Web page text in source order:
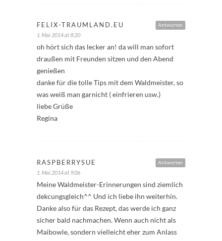
Antworten
FELIX-TRAUMLAND.EU
1. Mai 2014 at 8:20
oh hört sich das lecker an! da will man sofort
draußen mit Freunden sitzen und den Abend
genießen
danke für die tolle Tips mit dem Waldmeister, so
was weiß man garnicht ( einfrieren usw.)
liebe Grüße
Regina
Antworten
RASPBERRYSUE
1. Mai 2014 at 9:06
Meine Waldmeister-Erinnerungen sind ziemlich
dekcungsgleich^^ Und ich liebe ihn weiterhin.
Danke also für das Rezept, das werde ich ganz
sicher bald nachmachen. Wenn auch nicht als
Maibowle, sondern vielleicht eher zum Anlass